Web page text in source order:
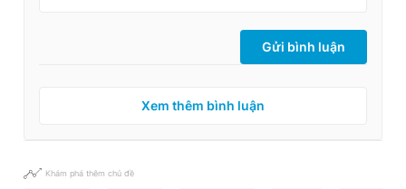
Gửi bình luận
Xem thêm bình luận
Khám phá thêm chủ đề